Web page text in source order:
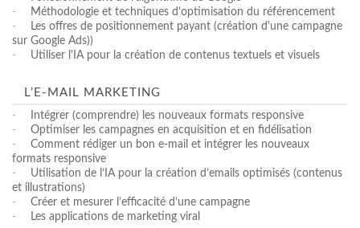
-
Méthodologie et techniques d’optimisation du référencement
-
Les offres de positionnement payant (création d'une campagne
sur Google Ads))
-
Utiliser l'IA pour la création de contenus textuels et visuels
L’E-MAIL MARKETING
-
Intégrer (comprendre) les nouveaux formats responsive
-
Optimiser les campagnes en acquisition et en fidélisation
-
Comment rédiger un bon e-mail et intégrer les nouveaux
formats responsive
-
Utilisation de l’IA pour la création d’emails optimisés (contenus
et illustrations)
-
Créer et mesurer l’efficacité d’une campagne
-
Les applications de marketing viral